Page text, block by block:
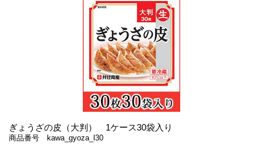
ぎょうざの皮（大判） 1ケース30袋入り
商品番号 kawa_gyoza_l30